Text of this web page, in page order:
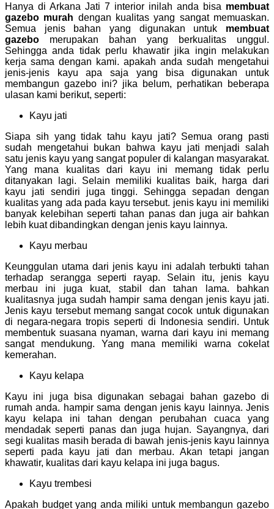
Hanya di Arkana Jati 7 interior inilah anda bisa membuat
gazebo murah dengan kualitas yang sangat memuaskan.
Semua jenis bahan yang digunakan untuk membuat
gazebo merupakan bahan yang berkualitas unggul.
Sehingga anda tidak perlu khawatir jika ingin melakukan
kerja sama dengan kami. apakah anda sudah mengetahui
jenis-jenis kayu apa saja yang bisa digunakan untuk
membangun gazebo ini? jika belum, perhatikan beberapa
ulasan kami berikut, seperti:
Kayu jati
Siapa sih yang tidak tahu kayu jati? Semua orang pasti
sudah mengetahui bukan bahwa kayu jati menjadi salah
satu jenis kayu yang sangat populer di kalangan masyarakat.
Yang mana kualitas dari kayu ini memang tidak perlu
ditanyakan lagi. Selain memiliki kualitas baik, harga dari
kayu jati sendiri juga tinggi. Sehingga sepadan dengan
kualitas yang ada pada kayu tersebut. jenis kayu ini memiliki
banyak kelebihan seperti tahan panas dan juga air bahkan
lebih kuat dibandingkan dengan jenis kayu lainnya.
Kayu merbau
Keunggulan utama dari jenis kayu ini adalah terbukti tahan
terhadap serangga seperti rayap. Selain itu, jenis kayu
merbau ini juga kuat, stabil dan tahan lama. bahkan
kualitasnya juga sudah hampir sama dengan jenis kayu jati.
Jenis kayu tersebut memang sangat cocok untuk digunakan
di negara-negara tropis seperti di Indonesia sendiri. Untuk
membentuk suasana nyaman, warna dari kayu ini memang
sangat mendukung. Yang mana memiliki warna cokelat
kemerahan.
Kayu kelapa
Kayu ini juga bisa digunakan sebagai bahan gazebo di
rumah anda. hampir sama dengan jenis kayu lainnya. Jenis
kayu kelapa ini tahan dengan perubahan cuaca yang
mendadak seperti panas dan juga hujan. Sayangnya, dari
segi kualitas masih berada di bawah jenis-jenis kayu lainnya
seperti pada kayu jati dan merbau. Akan tetapi jangan
khawatir, kualitas dari kayu kelapa ini juga bagus.
Kayu trembesi
Apakah budget yang anda miliki untuk membangun gazebo